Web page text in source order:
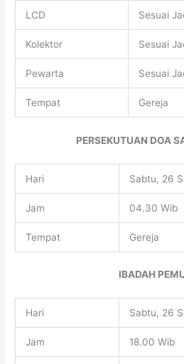
LCD Sesuai
Kolektor Sesuai
Pewarta Sesuai
Tempat Gereja
PERSEKUTUAN DOA
Hari Sabtu, 26
Jam 04.30 Wib
Tempat Gereja
IBADAH
Hari Sabtu, 26
Jam 18.00 Wib